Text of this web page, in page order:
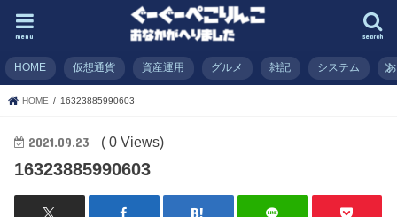
search
menu
HOME 仮想通貨 資産運用 グルメ 雑記 システム
HOME 16323885990603
2021.09.23 ( 0 Views)
16323885990603